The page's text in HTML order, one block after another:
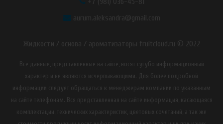
aurum.aleksandra@gmail.com
Жидкости / основа / ароматизаторы fruitcloud.ru © 2022
Все данные, представленные на сайте, носят сугубо информационный
характер и не являются исчерпывающими. Для более подробной
информации следует обращаться к менеджерам компании по указанным
на сайте телефонам. Вся представленная на сайте информация, касающаяся
комплектации, технических характеристик, цветовых сочетаний, а так же